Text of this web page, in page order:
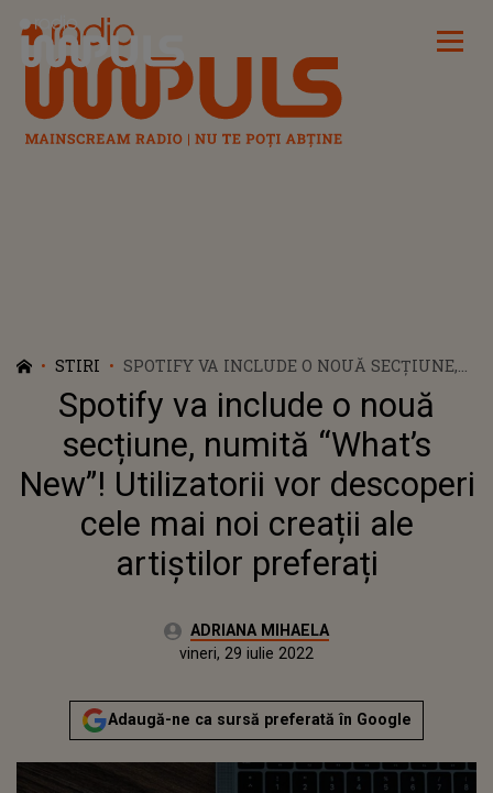
Radio Impuls
STIRI
SPOTIFY VA INCLUDE O NOUĂ SECȚIUNE,
NUMITĂ “WHAT’S NEW”! UTILIZATORII
VOR DESCOPERI CELE MAI NOI CREAȚII
ALE ARTIȘTILOR PREFERAȚI
Spotify va include o nouă
secțiune, numită “What’s
New”! Utilizatorii vor descoperi
cele mai noi creații ale
artiștilor preferați
Autor:ADRIANA MIHAELA
Actualizat:
vineri, 29 iulie 2022
Adaugă-ne ca sursă preferată în Google